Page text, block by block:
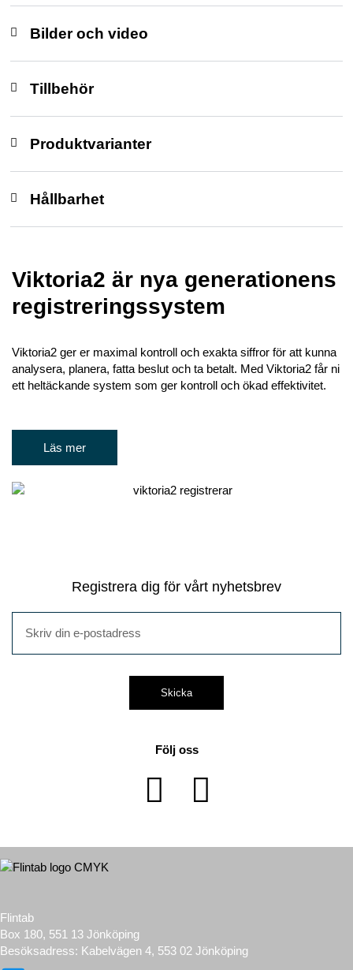
Bilder och video
Tillbehör
Produktvarianter
Hållbarhet
Viktoria2 är nya generationens
registreringssystem
Viktoria2 ger er maximal kontroll och exakta siffror för att kunna
analysera, planera, fatta beslut och ta betalt. Med Viktoria2 får ni
ett heltäckande system som ger kontroll och ökad effektivitet.
Läs mer
Registrera dig för vårt nyhetsbrev
Skicka
Följ oss
Flintab
Box 180, 551 13 Jönköping
Besöksadress: Kabelvägen 4, 553 02 Jönköping